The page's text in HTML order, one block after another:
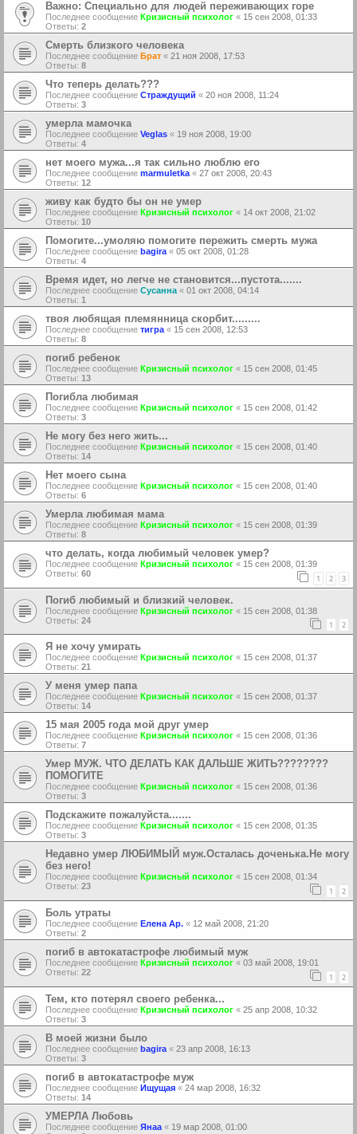
Важно: Специально для людей переживающих горе
Последнее сообщение Кризисный психолог « 15 сен 2008, 01:33
Ответы: 2
Смерть близкого человека
Последнее сообщение Брат « 21 ноя 2008, 17:53
Ответы: 8
Что теперь делать???
Последнее сообщение Страждущий « 20 ноя 2008, 11:24
Ответы: 3
умерла мамочка
Последнее сообщение Veglas « 19 ноя 2008, 19:00
Ответы: 4
нет моего мужа...я так сильно люблю его
Последнее сообщение marmuletka « 27 окт 2008, 20:43
Ответы: 12
живу как будто бы он не умер
Последнее сообщение Кризисный психолог « 14 окт 2008, 21:02
Ответы: 10
Помогите...умоляю помогите пережить смерть мужа
Последнее сообщение bagira « 05 окт 2008, 01:28
Ответы: 4
Время идет, но легче не становится...пустота.......
Последнее сообщение Сусанна « 01 окт 2008, 04:14
Ответы: 1
твоя любящая племянница скорбит.........
Последнее сообщение тигра « 15 сен 2008, 12:53
Ответы: 8
погиб ребенок
Последнее сообщение Кризисный психолог « 15 сен 2008, 01:45
Ответы: 13
Погибла любимая
Последнее сообщение Кризисный психолог « 15 сен 2008, 01:42
Ответы: 3
Не могу без него жить...
Последнее сообщение Кризисный психолог « 15 сен 2008, 01:40
Ответы: 14
Нет моего сына
Последнее сообщение Кризисный психолог « 15 сен 2008, 01:40
Ответы: 6
Умерла любимая мама
Последнее сообщение Кризисный психолог « 15 сен 2008, 01:39
Ответы: 8
что делать, когда любимый человек умер?
Последнее сообщение Кризисный психолог « 15 сен 2008, 01:39
Ответы: 60 1 2 3
Погиб любимый и близкий человек.
Последнее сообщение Кризисный психолог « 15 сен 2008, 01:38
Ответы: 24 1 2
Я не хочу умирать
Последнее сообщение Кризисный психолог « 15 сен 2008, 01:37
Ответы: 21
У меня умер папа
Последнее сообщение Кризисный психолог « 15 сен 2008, 01:37
Ответы: 14
15 мая 2005 года мой друг умер
Последнее сообщение Кризисный психолог « 15 сен 2008, 01:36
Ответы: 7
Умер МУЖ. ЧТО ДЕЛАТЬ КАК ДАЛЬШЕ ЖИТЬ????????
ПОМОГИТЕ
Последнее сообщение Кризисный психолог « 15 сен 2008, 01:36
Ответы: 3
Подскажите пожалуйста.......
Последнее сообщение Кризисный психолог « 15 сен 2008, 01:35
Ответы: 3
Недавно умер ЛЮБИМЫЙ муж.Осталась доченька.Не могу
без него!
Последнее сообщение Кризисный психолог « 15 сен 2008, 01:34
Ответы: 23 1 2
Боль утраты
Последнее сообщение Елена Ар. « 12 май 2008, 21:20
Ответы: 2
погиб в автокатастрофе любимый муж
Последнее сообщение Кризисный психолог « 03 май 2008, 19:01
Ответы: 22 1 2
Тем, кто потерял своего ребенка...
Последнее сообщение Кризисный психолог « 25 апр 2008, 10:32
Ответы: 3
В моей жизни было
Последнее сообщение bagira « 23 апр 2008, 16:13
Ответы: 3
погиб в автокатастрофе муж
Последнее сообщение Ищущая « 24 мар 2008, 16:32
Ответы: 14
УМЕРЛА Любовь
Последнее сообщение Янаа « 19 мар 2008, 01:00